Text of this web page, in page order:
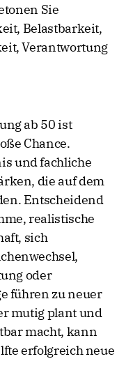
Sie
Belastbarkeit,
Verantwortung
ab 50 ist
Chance.
und fachliche
die auf dem
Entscheidend
realistische
sich
oder
führen zu neuer
mutig plant und
macht, kann
erfolgreich neue